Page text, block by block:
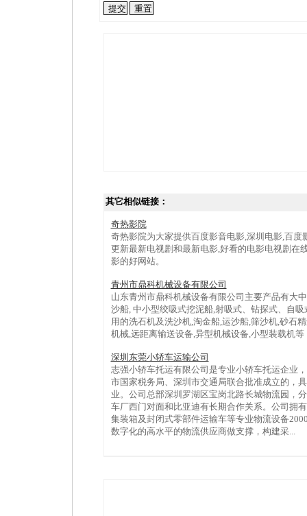
其它相似链接：
奇热影院
奇热影院为大家提供百度影音电影,深圳电影,百度
更新最新电视剧和最新电影,好看的电影电视剧在
影的好网站。
青州市鼎科机械设备有限公司
山东青州市鼎科机械设备有限公司主要产品有大
沙船, 中小型绞吸式挖泥船,射吸式、钻探式、自
用的洗石机及洗沙机,淘金船,运沙船,筛沙机,砂石
机械,远距离输送设备,异型机械设备,小型装载机等
深圳东莞小轿车运输公司
志强小轿车托运有限公司是专业小轿车托运企业
市国家税务局、深圳市交通局联合批准成立的，
业。公司总部深圳罗湖区宝岗北路长城物流园，
车厂西门对面和比亚迪有长期合作关系。公司拥
集装箱及封闭式零部件运输车等专业物流设备
数字化的高水平的物流供应商做支撑，构建采...